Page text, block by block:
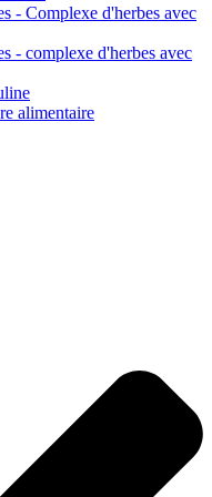
- Complexe d'herbes avec
- complexe d'herbes avec
alimentaire